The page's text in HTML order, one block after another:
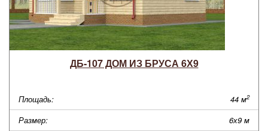
ДБ-107 ДОМ ИЗ БРУСА 6Х9
Площадь: 44 м2
Размер:
6х9 м